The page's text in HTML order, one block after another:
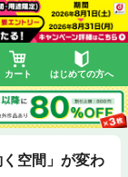
カート はじめての方へ
空間」が変わ